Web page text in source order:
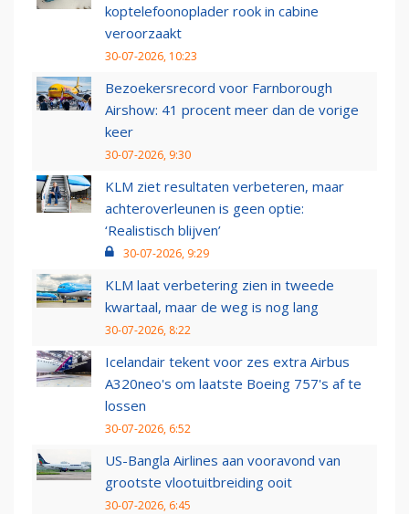
koptelefoonoplader rook in cabine
veroorzaakt
30-07-2026, 10:23
Bezoekersrecord voor Farnborough
Airshow: 41 procent meer dan de vorige
keer
30-07-2026, 9:30
KLM ziet resultaten verbeteren, maar
achteroverleunen is geen optie:
‘Realistisch blijven’
30-07-2026, 9:29
KLM laat verbetering zien in tweede
kwartaal, maar de weg is nog lang
30-07-2026, 8:22
Icelandair tekent voor zes extra Airbus
A320neo's om laatste Boeing 757's af te
lossen
30-07-2026, 6:52
US-Bangla Airlines aan vooravond van
grootste vlootuitbreiding ooit
30-07-2026, 6:45